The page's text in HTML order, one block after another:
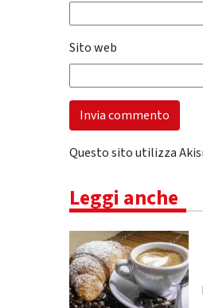
Sito web
Questo sito utilizza
Leggi anche